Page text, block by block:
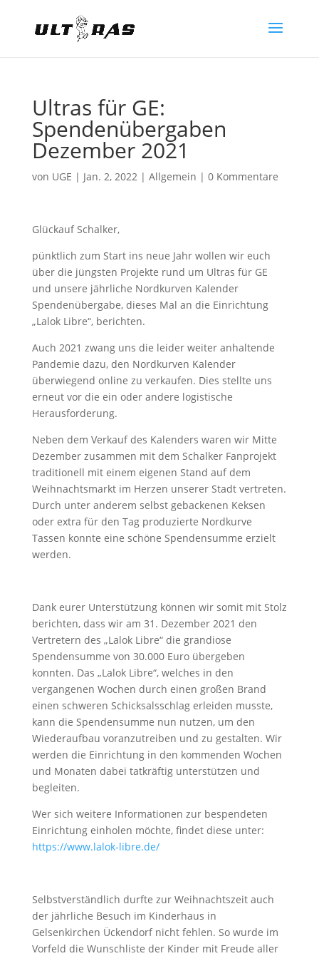
Ultras für GE:
Spendenübergaben
Dezember 2021
von UGE | Jan. 2, 2022| Allgemein | 0 Kommentare
Glückauf Schalker,
pünktlich zum Start ins neue Jahr wollen wir euch
über die jüngsten Projekte rund um Ultras für GE
und unsere jährliche Nordkurven Kalender
Spendenübergabe, dieses Mal an die Einrichtung
„Lalok Libre“, berichten.
Auch 2021 zwang uns die leider weiter anhaltende
Pandemie dazu, den Nordkurven Kalender
überwiegend online zu verkaufen. Dies stellte uns
erneut vor die ein oder andere logistische
Herausforderung.
Neben dem Verkauf des Kalenders waren wir Mitte
Dezember zusammen mit dem Schalker Fanprojekt
traditionell mit einem eigenen Stand auf dem
Weihnachtsmarkt im Herzen unserer Stadt vertreten.
Durch unter anderem selbst gebackenen Keksen
oder extra für den Tag produzierte Nordkurve
Tassen konnte eine schöne Spendensumme erzielt
werden.
Dank eurer Unterstützung können wir somit mit Stolz
berichten, dass wir am 31. Dezember 2021 den
Vertretern des „Lalok Libre“ die grandiose
Spendensumme von 30.000 Euro übergeben
konnten. Das „Lalok Libre“, welches in den
vergangenen Wochen durch einen großen Brand
einen schweren Schicksalsschlag erleiden musste,
kann die Spendensumme nun nutzen, um den
Wiederaufbau voranzutreiben und zu gestalten. Wir
werden die Einrichtung in den kommenden Wochen
und Monaten dabei tatkräftig unterstützen und
begleiten.
Wer sich weitere Informationen zur bespendeten
Einrichtung einholen möchte, findet diese unter:
https://www.lalok-libre.de/
Selbstverständlich durfte zur Weihnachtszeit auch
der jährliche Besuch im Kinderhaus in
Gelsenkirchen Ückendorf nicht fehlen. So wurde im
Vorfeld die Wunschliste der Kinder mit Freude aller